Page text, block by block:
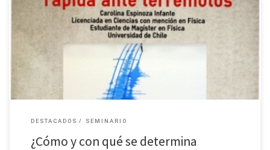
Este jueves 3 de agosto, la física Carolina Espinoza Infante expone acerca
de las «Herramientas de Respuesta Rápida ante Terremotos», en el
Auditorio Alamiro Robledo del Departamento de Geofísica. Desde […]
DESTACADOS SEMINARIO
¿Cómo y con qué se determina